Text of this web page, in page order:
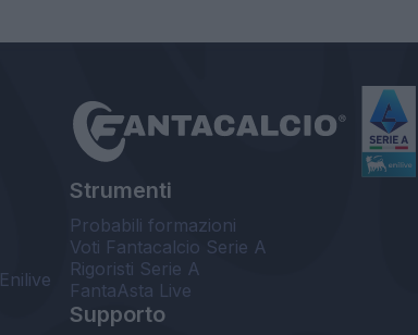
Strumenti
Probabili formazioni
Voti Fantacalcio Serie A
Rigoristi Serie A
FantaAsta Live
Supporto